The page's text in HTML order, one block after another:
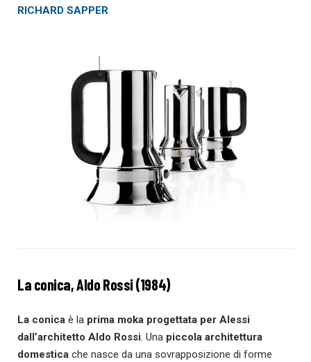
RICHARD SAPPER
La conica, Aldo Rossi (1984)
La conica è la prima moka progettata per Alessi
dall’architetto Aldo Rossi. Una piccola architettura
domestica che nasce da una sovrapposizione di forme